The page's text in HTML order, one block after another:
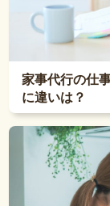
家事代行の仕
に違いは？